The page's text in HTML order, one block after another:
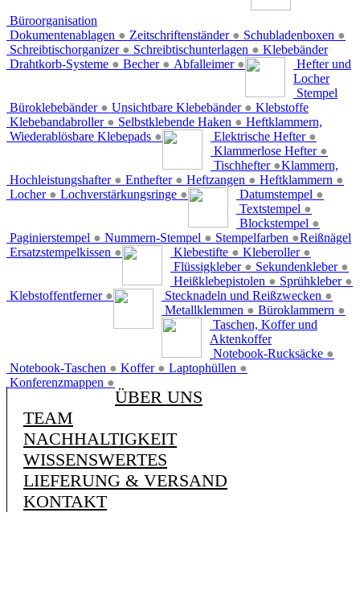
Büroorganisation
Dokumentenablagen ● Zeitschriftenständer ● Schubladenboxen ●
Schreibtischorganizer ● Schreibtischunterlagen ●
Drahtkorb-Systeme ● Becher ● Abfalleimer ●
Klebebänder
Büroklebebänder ● Unsichtbare Klebebänder ●
Klebebandabroller ● Selbstklebende Haken ●
Wiederablösbare Klebepads ●
Hefter und
Locher
Elektrische Hefter ●
Klammerlose Hefter ●
Tischhefter ●
Hochleistungshafter ● Enthefter ● Heftzangen ● Heftklammern ●
Locher ● Lochverstärkungsringe ●
Stempel
Datumstempel ●
Textstempel ●
Blockstempel ●
Paginierstempel ● Nummern-Stempel ● Stempelfarben ●
Ersatzstempelkissen ●
Klebstoffe
Klebestifte ● Kleberoller ●
Flüssigkleber ● Sekundenkleber ●
Heißklebepistolen ● Sprühkleber ●
Klebstoffentferner ●
Heftklammern,
Klammern,
Reißnägel
Stecknadeln und Reißzwecken ●
Metallklemmen ● Büroklammern ●
Taschen, Koffer und
Aktenkoffer
Notebook-Rucksäcke ●
Notebook-Taschen ● Koffer ● Laptophüllen ●
Konferenzmappen ●
ÜBER UNS
TEAM
NACHHALTIGKEIT
WISSENSWERTES
LIEFERUNG & VERSAND
KONTAKT